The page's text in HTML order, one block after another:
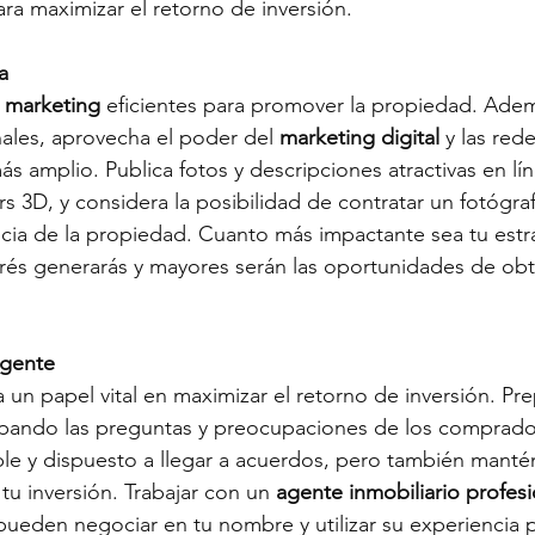
maximizar el retorno de inversión.
eficientes para promover la propiedad.
aprovecha el poder del marketing digital y las
amplio. Publica fotos y descripciones atractivas en
3D, y considera la posibilidad de contratar un
de la propiedad. Cuanto más impactante sea tu
generarás y mayores serán las oportunidades de
un papel vital en maximizar el retorno de inversión.
las preguntas y preocupaciones de los
y dispuesto a llegar a acuerdos, pero también
inversión. Trabajar con un agente inmobiliario
negociar en tu nombre y utilizar su experiencia